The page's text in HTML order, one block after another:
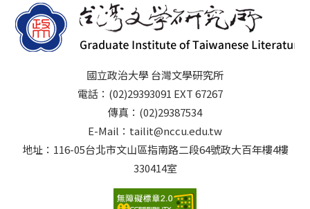
國立政治大學 台灣文學研究所
電話：(02)29393091 EXT 67267
傳真：(02)29387534
E-Mail：tailit@nccu.edu.tw
地址：116-05台北市文山區指南路二段64號政大百年樓4樓
330414室